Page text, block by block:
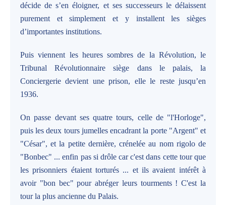
décide de s’en éloigner, et ses successeurs le délaissent
purement et simplement et y installent les sièges
d’importantes institutions.
Puis viennent les heures sombres de la Révolution, le
Tribunal Révolutionnaire siège dans le palais, la
Conciergerie devient une prison, elle le reste jusqu’en
1936.
On passe devant ses quatre tours, celle de "l'Horloge",
puis les deux tours jumelles encadrant la porte "Argent" et
"César", et la petite dernière, crénelée au nom rigolo de
"Bonbec" ... enfin pas si drôle car c'est dans cette tour que
les prisonniers étaient torturés ... et ils avaient intérêt à
avoir "bon bec" pour abréger leurs tourments ! C'est la
tour la plus ancienne du Palais.